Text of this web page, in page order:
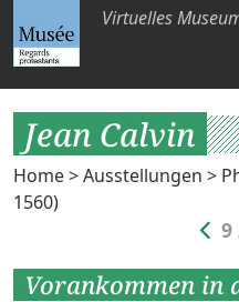
Virtuelles
Jean Calvin
Home>Ausstellungen >
1560)
9
Vorankommen in